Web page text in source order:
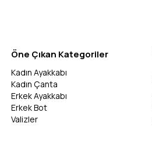
Öne Çıkan Kategoriler
Kadın Ayakkabı
Kadın Çanta
Erkek Ayakkabı
Erkek Bot
Valizler